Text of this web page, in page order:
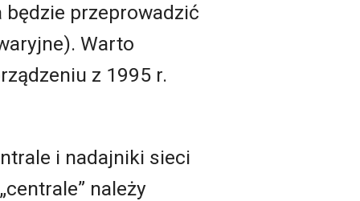
przeprowadzić
Warto
z 1995 r.
i nadajniki sieci
należy